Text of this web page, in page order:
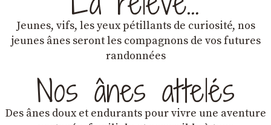
Jeunes, vifs, les yeux pétillants de curiosité, nos
jeunes ânes seront les compagnons de vos futures
randonnées
Nos ânes attelés
Des ânes doux et endurantspour vivre une aventure